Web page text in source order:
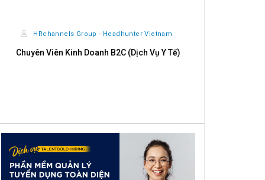
HRchannels Group - Headhunter Vietnam
Chuyên Viên Kinh Doanh B2C (Dịch Vụ Y Tế)